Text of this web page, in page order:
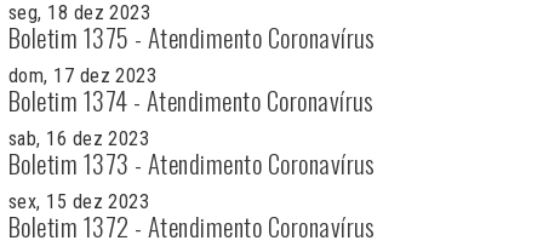
seg, 18 dez 2023
Boletim 1375 - Atendimento Coronavírus
dom, 17 dez 2023
Boletim 1374 - Atendimento Coronavírus
sab, 16 dez 2023
Boletim 1373 - Atendimento Coronavírus
sex, 15 dez 2023
Boletim 1372 - Atendimento Coronavírus